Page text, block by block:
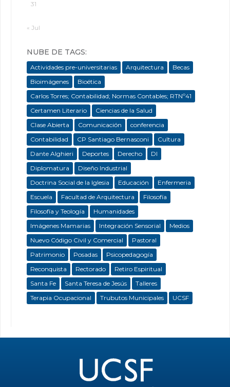
31
« Jul
NUBE DE TAGS:
Actividades pre-universitarias Arquitectura
Becas
Bioimágenes
Bioética
Carlos Torres; Contabilidad; Normas Contables; RTNº41
Certamen Literario
Ciencias de la Salud
Clase Abierta
Comunicación
conferencia
Contabilidad
CP Santiago Bernasconi
Cultura
Dante Alghieri
Deportes Derecho
DI
Diplomatura
Diseño Industrial
Doctrina Social de la Iglesia
Educación
Enfermeria
Escuela
Facultad de Arquitectura
Filosofía
Filosofía y Teología
Humanidades
Imágenes Mamarias
Integración Sensorial
Medios
Nuevo Código Civil y Comercial
Pastoral
Patrimonio
Posadas
Psicopedagogía
Reconquista
Rectorado
Retiro Espiritual
Santa Fe
Santa Teresa de Jesús
Talleres
Terapia Ocupacional
Trubutos Municipales UCSF